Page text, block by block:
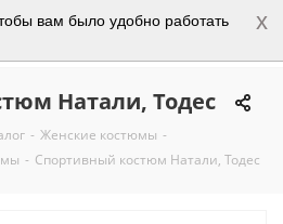
вам было удобно работать
x
0
Натали, Тодес
- Женские костюмы -
- Спортивный костюм Натали, Тодес